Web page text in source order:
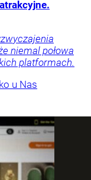
niemal połowa
platformach.
u Nas